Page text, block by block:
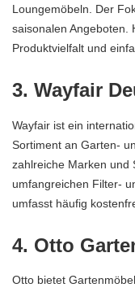
Loungemöbeln. Der
saisonalen Angeboten.
Produktvielfalt und
3. Wayfair
Wayfair ist ein
Sortiment an Garten-
zahlreiche Marken und
umfangreichen Filter-
umfasst häufig
4. Otto
Otto bietet